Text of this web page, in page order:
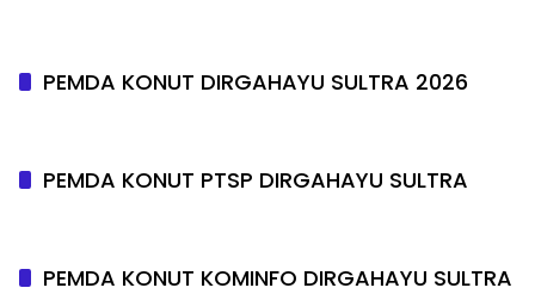
PEMDA KONUT DIRGAHAYU SULTRA 2026
PEMDA KONUT PTSP DIRGAHAYU SULTRA
PEMDA KONUT KOMINFO DIRGAHAYU SULTRA